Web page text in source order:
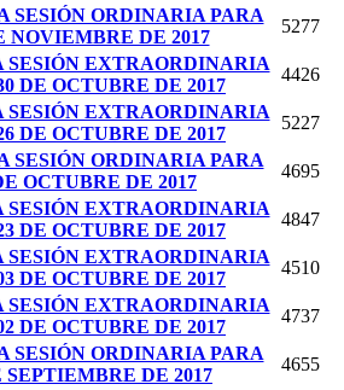
SESIÓN ORDINARIA PARA
NOVIEMBRE DE 2017
5277
SESIÓN EXTRAORDINARIA
DE OCTUBRE DE 2017
4426
SESIÓN EXTRAORDINARIA
DE OCTUBRE DE 2017
5227
SESIÓN ORDINARIA PARA
OCTUBRE DE 2017
4695
SESIÓN EXTRAORDINARIA
DE OCTUBRE DE 2017
4847
SESIÓN EXTRAORDINARIA
DE OCTUBRE DE 2017
4510
SESIÓN EXTRAORDINARIA
DE OCTUBRE DE 2017
4737
SESIÓN ORDINARIA PARA
SEPTIEMBRE DE 2017
4655